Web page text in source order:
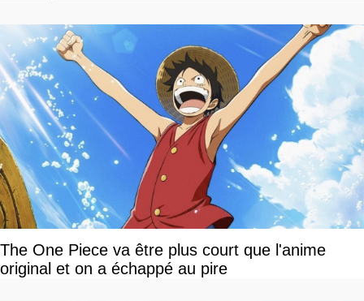
The One Piece va être plus court que l'anime
original et on a échappé au pire